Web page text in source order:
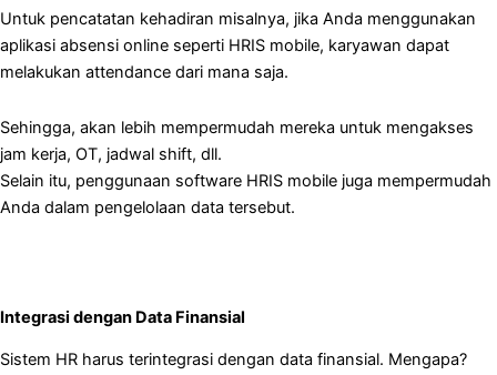
Untuk pencatatan kehadiran misalnya, jika Anda menggunakan
aplikasi absensi online seperti HRIS mobile, karyawan dapat
melakukan attendance dari mana saja.
Sehingga, akan lebih mempermudah mereka untuk mengakses
jam kerja, OT, jadwal shift, dll.
Selain itu, penggunaan software HRIS mobile juga mempermudah
Anda dalam pengelolaan data tersebut.
Integrasi dengan Data Finansial
Sistem HR harus terintegrasi dengan data finansial. Mengapa?